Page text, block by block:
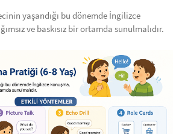
yaşandığı bu dönemde İngilizce
ve baskısız bir ortamda sunulmalıdır.